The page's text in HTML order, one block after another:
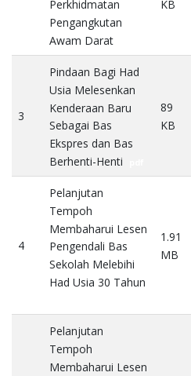
Perkhidmatan
Pengangkutan
Awam Darat
KB
3
Pindaan Bagi Had
Usia Melesenkan
Kenderaan Baru
Sebagai Bas
Ekspres dan Bas
Berhenti-Henti
89
KB
4
Pelanjutan
Tempoh
Membaharui Lesen
Pengendali Bas
Sekolah Melebihi
Had Usia 30 Tahun
1.91
MB
Pelanjutan
Tempoh
Membaharui Lesen